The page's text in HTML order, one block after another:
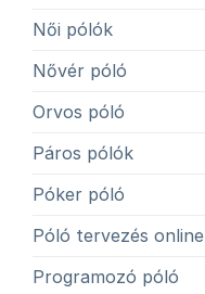
Női pólók
Nővér póló
Orvos póló
Páros pólók
Póker póló
Póló tervezés online
Programozó póló